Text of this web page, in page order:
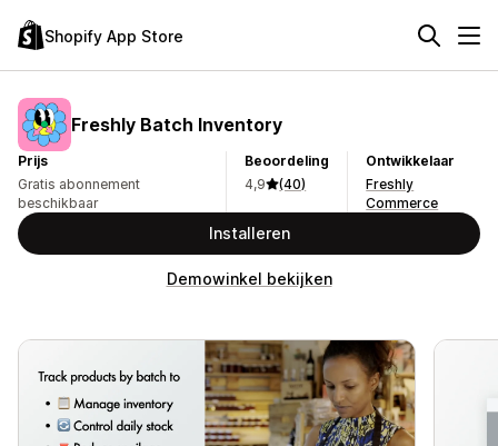
Shopify App Store
Freshly Batch Inventory
Prijs
Gratis abonnement
beschikbaar
Beoordeling
4,9
(40)
Ontwikkelaar
Freshly
Commerce
Installeren
Demowinkel bekijken